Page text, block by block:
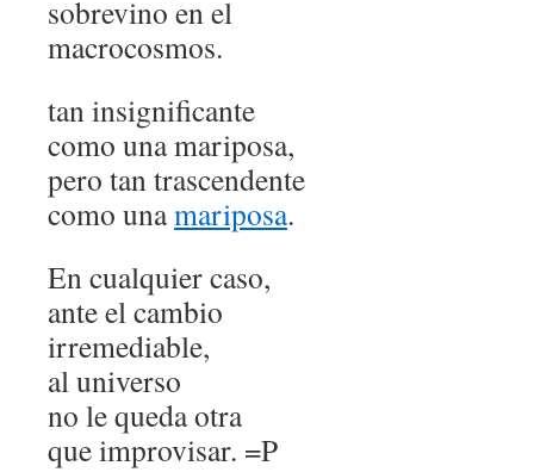
sobrevino en el
macrocosmos.
tan insignificante
como una mariposa,
pero tan trascendente
como unamariposa.
En cualquier caso,
ante el cambio
irremediable,
al universo
no le queda otra
que improvisar. =P